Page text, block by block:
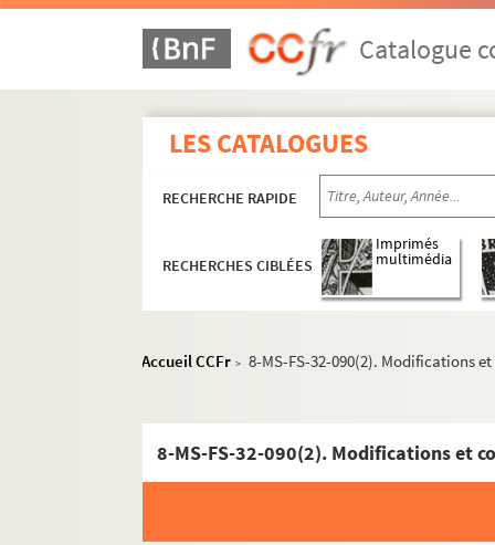
Catalogue
LES CATALOGUES
RECHERCHE RAPIDE
RECHERCHES CIBLÉES
Imprimés
multimédia
Accueil CCFr > 8-MS-FS-32-090(2). Modifications
8-MS-FS-32-090(2). Modifications et